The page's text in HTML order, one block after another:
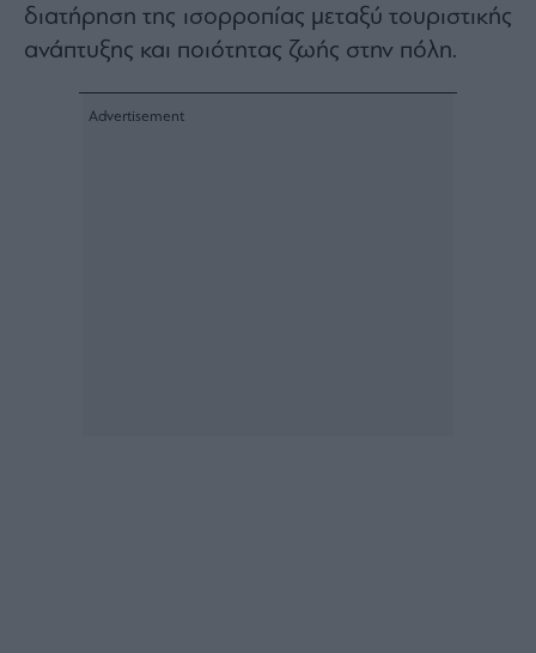
διατήρηση της ισορροπίας μεταξύ τουριστικής
ανάπτυξης και ποιότητας ζωής στην πόλη.